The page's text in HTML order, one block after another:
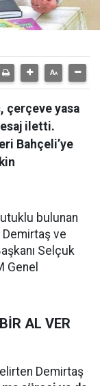
çerçeve yasa
iletti.
Bahçeli’ye
bulunan
Demirtaş ve
Selçuk
Genel
AL VER
Demirtaş